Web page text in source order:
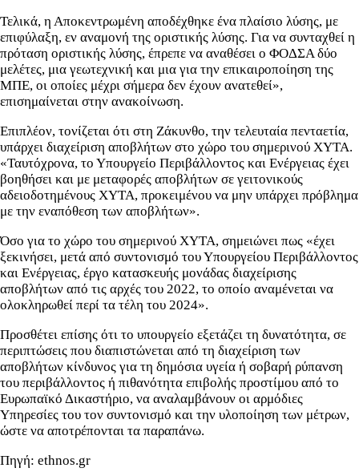
Τελικά, η Αποκεντρωμένη αποδέχθηκε ένα πλαίσιο λύσης, με
επιφύλαξη, εν αναμονή της οριστικής λύσης. Για να συνταχθεί η
πρόταση οριστικής λύσης, έπρεπε να αναθέσει ο ΦΟΔΣΑ δύο
μελέτες, μια γεωτεχνική και μια για την επικαιροποίηση της
ΜΠΕ, οι οποίες μέχρι σήμερα δεν έχουν ανατεθεί»,
επισημαίνεται στην ανακοίνωση.
Επιπλέον, τονίζεται ότι στη Ζάκυνθο, την τελευταία πενταετία,
υπάρχει διαχείριση αποβλήτων στο χώρο του σημερινού ΧΥΤΑ.
«Ταυτόχρονα, το Υπουργείο Περιβάλλοντος και Ενέργειας έχει
βοηθήσει και με μεταφορές αποβλήτων σε γειτονικούς
αδειοδοτημένους ΧΥΤΑ, προκειμένου να μην υπάρχει πρόβλημα
με την εναπόθεση των αποβλήτων».
Όσο για το χώρο του σημερινού ΧΥΤΑ, σημειώνει πως «έχει
ξεκινήσει, μετά από συντονισμό του Υπουργείου Περιβάλλοντος
και Ενέργειας, έργο κατασκευής μονάδας διαχείρισης
αποβλήτων από τις αρχές του 2022, το οποίο αναμένεται να
ολοκληρωθεί περί τα τέλη του 2024».
Προσθέτει επίσης ότι το υπουργείο εξετάζει τη δυνατότητα, σε
περιπτώσεις που διαπιστώνεται από τη διαχείριση των
αποβλήτων κίνδυνος για τη δημόσια υγεία ή σοβαρή ρύπανση
του περιβάλλοντος ή πιθανότητα επιβολής προστίμου από το
Ευρωπαϊκό Δικαστήριο, να αναλαμβάνουν οι αρμόδιες
Υπηρεσίες του τον συντονισμό και την υλοποίηση των μέτρων,
ώστε να αποτρέπονται τα παραπάνω.
Πηγή: ethnos.gr